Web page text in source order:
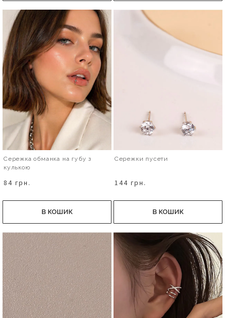
Сережка обманка на губу з
кулькою
84 грн.
В КОШИК
Сережки пусети
144 грн.
В КОШИК